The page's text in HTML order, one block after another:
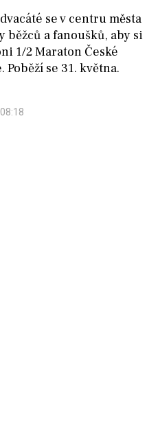
se v centru města
běžců a fanoušků, aby si
1/2 Maraton České
Poběží se 31. května.